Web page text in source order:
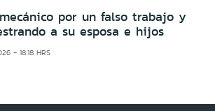
por un falso trabajo y
a su esposa e hijos
- 18:18 HRS